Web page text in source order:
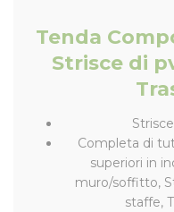
Tenda
Strisce di
Completa di
superiori in
muro/soffitto,
staffe,